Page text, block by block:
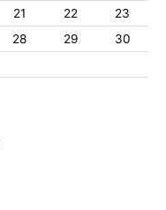
21 22
23
28 29
30